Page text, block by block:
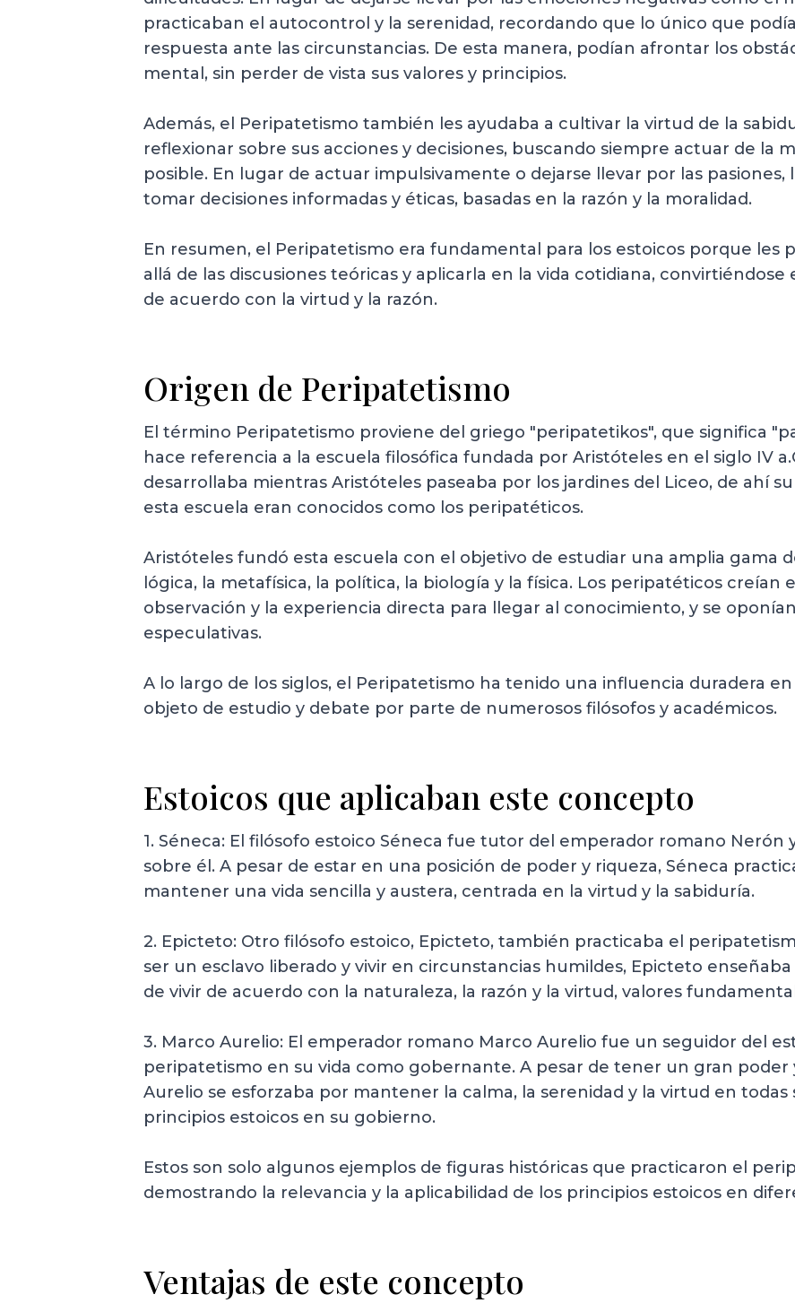
practicaban el autocontrol y la serenidad, recordando que lo único que
respuesta ante las circunstancias. De esta manera, podían afrontar los
mental, sin perder de vista sus valores y principios.
Además, el Peripatetismo también les ayudaba a cultivar la virtud de la
reflexionar sobre sus acciones y decisiones, buscando siempre actuar de la
posible. En lugar de actuar impulsivamente o dejarse llevar por las pasiones,
tomar decisiones informadas y éticas, basadas en la razón y la moralidad.
En resumen, el Peripatetismo era fundamental para los estoicos porque les
allá de las discusiones teóricas y aplicarla en la vida cotidiana,
de acuerdo con la virtud y la razón.
Origen de Peripatetismo
El término Peripatetismo proviene del griego "peripatetikos", que significa
hace referencia a la escuela filosófica fundada por Aristóteles en el siglo IV
desarrollaba mientras Aristóteles paseaba por los jardines del Liceo, de ahí
esta escuela eran conocidos como los peripatéticos.
Aristóteles fundó esta escuela con el objetivo de estudiar una amplia gama
lógica, la metafísica, la política, la biología y la física. Los peripatéticos creían
observación y la experiencia directa para llegar al conocimiento, y se
especulativas.
A lo largo de los siglos, el Peripatetismo ha tenido una influencia duradera
objeto de estudio y debate por parte de numerosos filósofos y académicos.
Estoicos que aplicaban este concepto
1. Séneca: El filósofo estoico Séneca fue tutor del emperador romano Nerón
sobre él. A pesar de estar en una posición de poder y riqueza, Séneca
mantener una vida sencilla y austera, centrada en la virtud y la sabiduría.
2. Epicteto: Otro filósofo estoico, Epicteto, también practicaba el
ser un esclavo liberado y vivir en circunstancias humildes, Epicteto
de vivir de acuerdo con la naturaleza, la razón y la virtud, valores
3. Marco Aurelio: El emperador romano Marco Aurelio fue un seguidor del
peripatetismo en su vida como gobernante. A pesar de tener un gran poder
Aurelio se esforzaba por mantener la calma, la serenidad y la virtud en todas
principios estoicos en su gobierno.
Estos son solo algunos ejemplos de figuras históricas que practicaron el
demostrando la relevancia y la aplicabilidad de los principios estoicos en
Ventajas de este concepto